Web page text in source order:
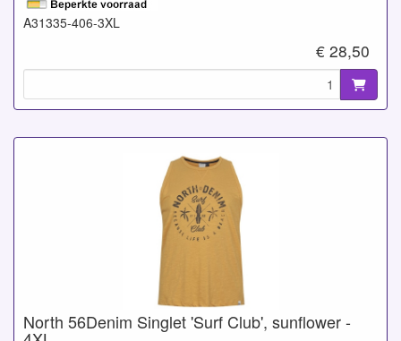
A31335-406-3XL
€ 28,50
North 56Denim Singlet 'Surf Club', sunflower -